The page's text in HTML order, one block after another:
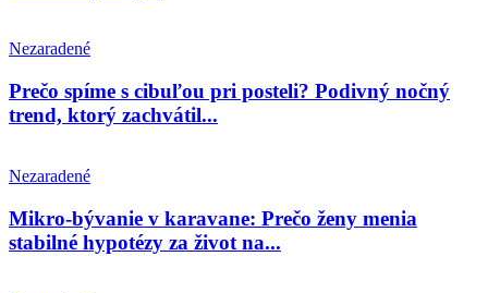
Nezaradené
Prečo spíme s cibuľou pri posteli? Podivný nočný
trend, ktorý zachvátil...
Nezaradené
Mikro-bývanie v karavane: Prečo ženy menia
stabilné hypotézy za život na...